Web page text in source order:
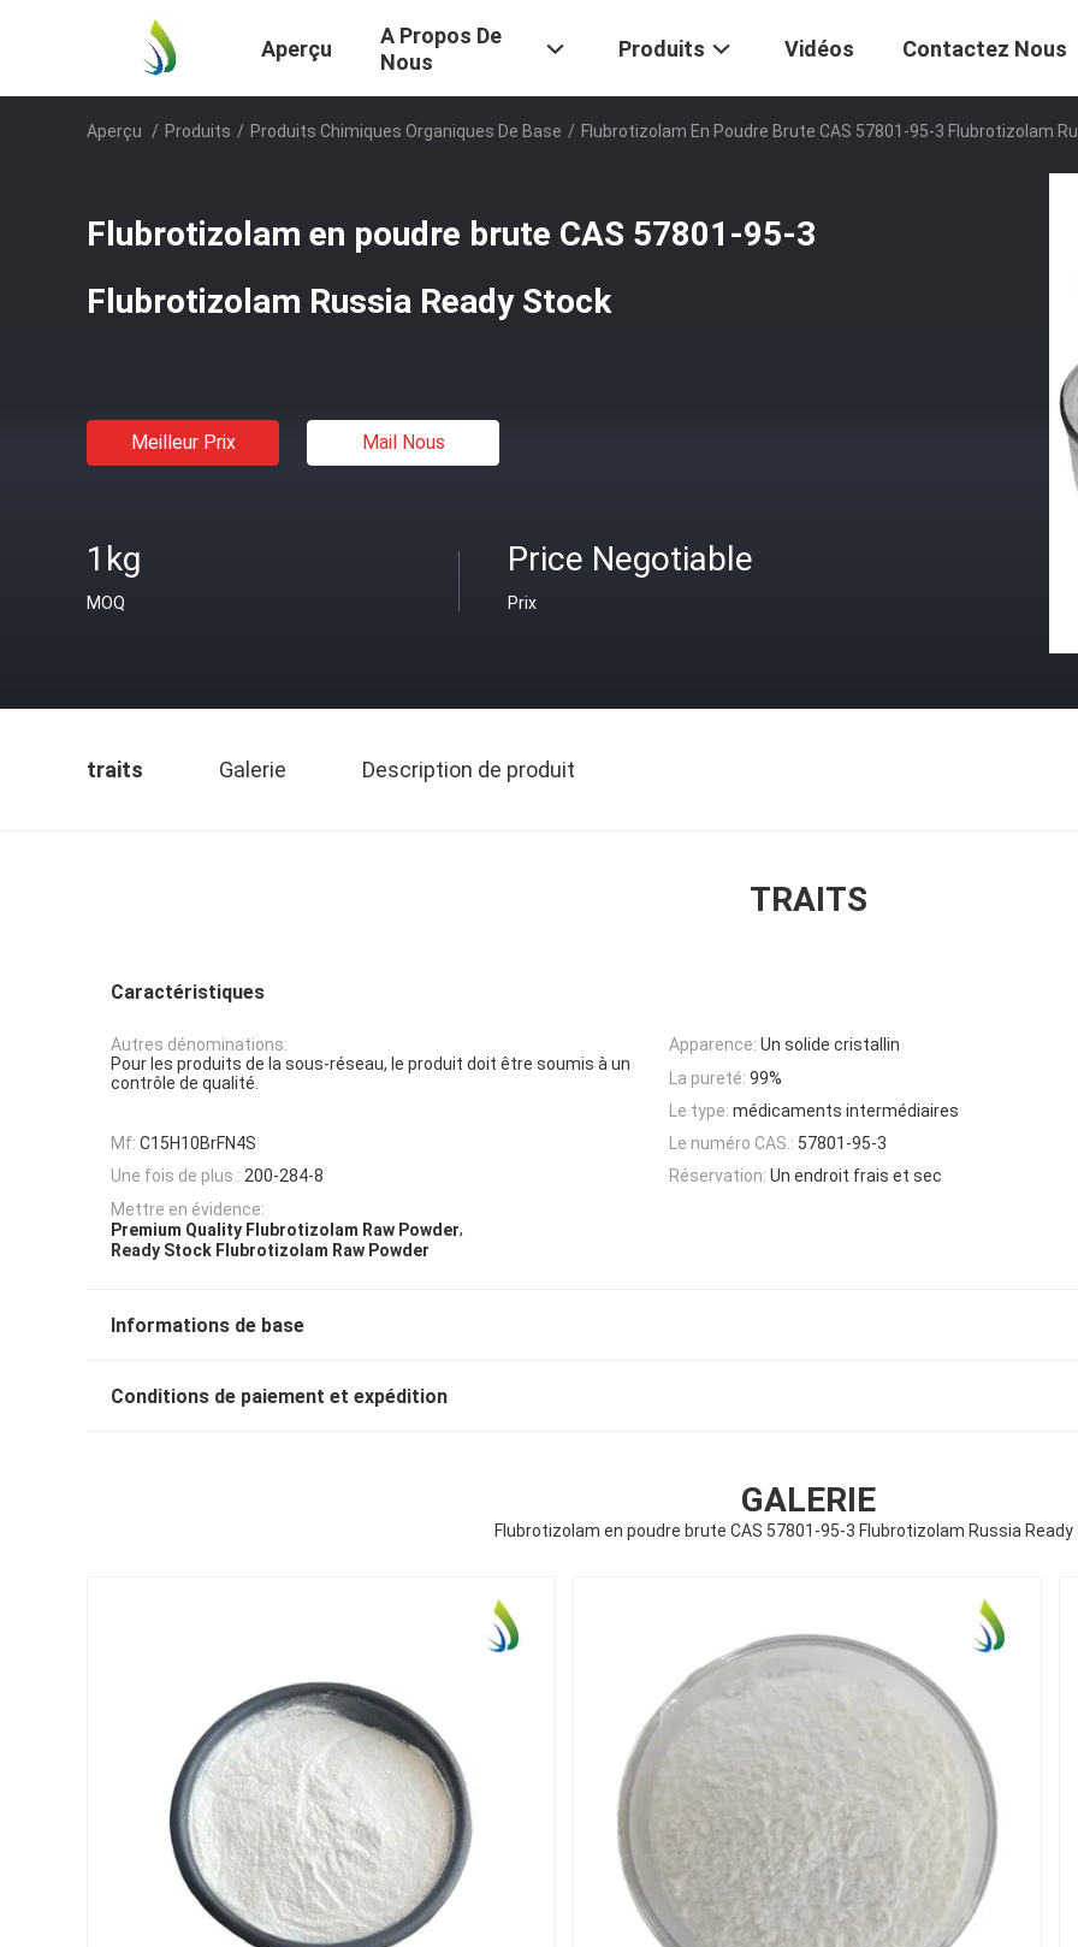
Aperçu
A Propos De
Nous
Produits Vidéos Contactez Nous
Aperçu / Produits / Produits Chimiques Organiques De Base / Flubrotizolam En Poudre Brute CAS 57801-95-3 Flubrotizolam
Flubrotizolam en poudre brute CAS 57801-95-3
Flubrotizolam Russia Ready Stock
Meilleur Prix Mail Nous
1kg
MOQ
Price Negotiable
Prix
traits Galerie Description de produit
TRAITS
Caractéristiques
Autres dénominations:
Pour les produits de la sous-réseau, le produit doit être soumis à un
contrôle de qualité.
Apparence: Un solide cristallin
La pureté: 99%
Le type: médicaments intermédiaires
Mf: C15H10BrFN4S Le numéro CAS.: 57801-95-3
Une fois de plus.: 200-284-8 Réservation: Un endroit frais et sec
Mettre en évidence:
Premium Quality Flubrotizolam Raw Powder,
Ready Stock Flubrotizolam Raw Powder
Informations de base
Conditions de paiement et expédition
GALERIE
Flubrotizolam en poudre brute CAS 57801-95-3 Flubrotizolam Russia